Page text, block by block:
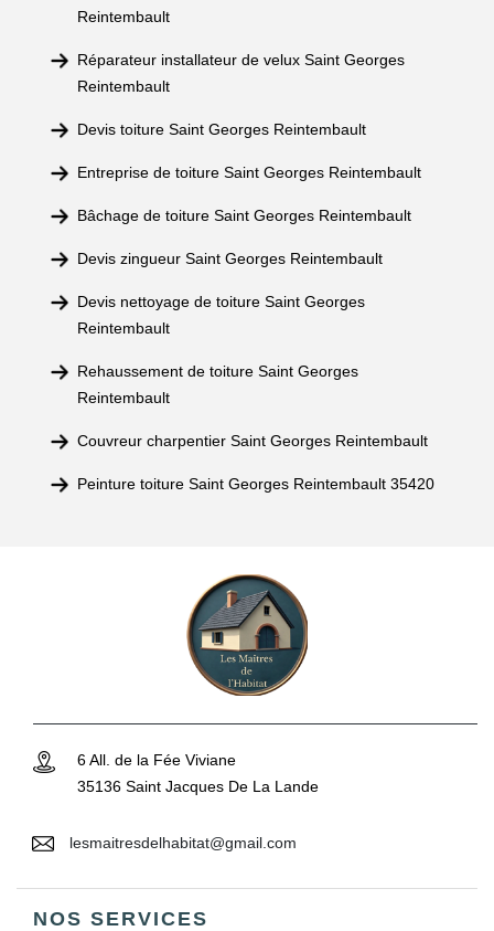
Reintembault
Réparateur installateur de velux Saint Georges
Reintembault
Devis toiture Saint Georges Reintembault
Entreprise de toiture Saint Georges Reintembault
Bâchage de toiture Saint Georges Reintembault
Devis zingueur Saint Georges Reintembault
Devis nettoyage de toiture Saint Georges
Reintembault
Rehaussement de toiture Saint Georges
Reintembault
Couvreur charpentier Saint Georges Reintembault
Peinture toiture Saint Georges Reintembault 35420
6 All. de la Fée Viviane
35136 Saint Jacques De La Lande
lesmaitresdelhabitat@gmail.com
NOS SERVICES